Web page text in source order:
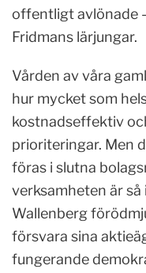
offentligt avlönade
Fridmans lärjungar.
Vården av våra
hur mycket som
kostnadseffektiv
prioriteringar. Men
föras i slutna
verksamheten är
Wallenberg
försvara sina
fungerande